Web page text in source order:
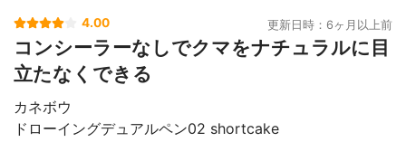
4.00 更新日時：6ヶ月以上前
コンシーラーなしでクマをナチュラルに目
立たなくできる
カネボウ
ドローイングデュアルペン02 shortcake